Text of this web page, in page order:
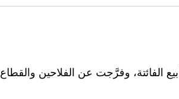
الفائتة، وفرَّجت عن الفلاحين والقطاع